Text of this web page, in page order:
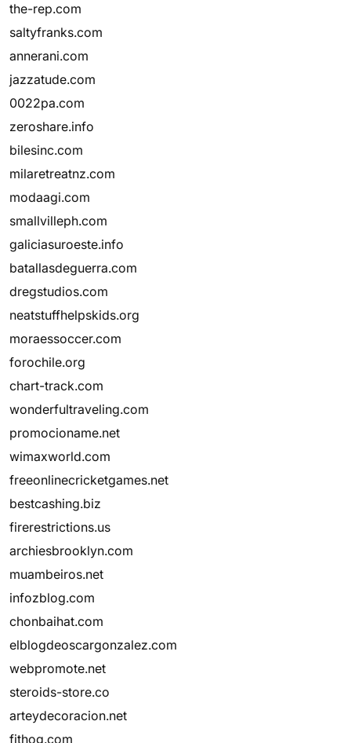
the-rep.com
saltyfranks.com
annerani.com
jazzatude.com
0022pa.com
zeroshare.info
bilesinc.com
milaretreatnz.com
modaagi.com
smallvilleph.com
galiciasuroeste.info
batallasdeguerra.com
dregstudios.com
neatstuffhelpskids.org
moraessoccer.com
forochile.org
chart-track.com
wonderfultraveling.com
promocioname.net
wimaxworld.com
freeonlinecricketgames.net
bestcashing.biz
firerestrictions.us
archiesbrooklyn.com
muambeiros.net
infozblog.com
chonbaihat.com
elblogdeoscargonzalez.com
webpromote.net
steroids-store.co
arteydecoracion.net
fithog.com